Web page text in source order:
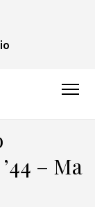
del ’44 – Ma De
– Ma